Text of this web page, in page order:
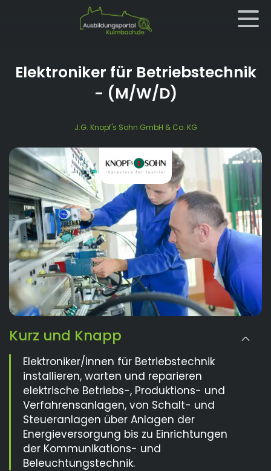
Elektroniker für Betriebstechnik
- (M/W/D)
J.G. Knopf's Sohn GmbH & Co. KG
Kurz und Knapp
Elektroniker/innen für Betriebstechnik
installieren, warten und reparieren
elektrische Betriebs-, Produktions- und
Verfahrensanlagen, von Schalt- und
Steueranlagen über Anlagen der
Energieversorgung bis zu Einrichtungen
der Kommunikations- und
Beleuchtungstechnik.